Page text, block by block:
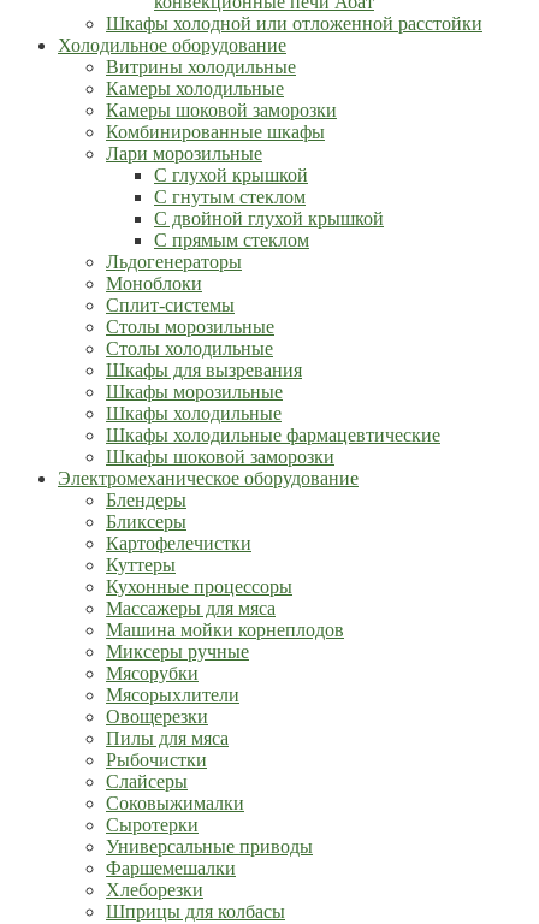
Шкафы холодной или отложенной расстойки
Холодильное оборудование
Витрины холодильные
Камеры холодильные
Камеры шоковой заморозки
Комбинированные шкафы
Лари морозильные
С глухой крышкой
С гнутым стеклом
С двойной глухой крышкой
С прямым стеклом
Льдогенераторы
Моноблоки
Сплит-системы
Столы морозильные
Столы холодильные
Шкафы для вызревания
Шкафы морозильные
Шкафы холодильные
Шкафы холодильные фармацевтические
Шкафы шоковой заморозки
Электромеханическое оборудование
Блендеры
Бликсеры
Картофелечистки
Куттеры
Кухонные процессоры
Массажеры для мяса
Машина мойки корнеплодов
Миксеры ручные
Мясорубки
Мясорыхлители
Овощерезки
Пилы для мяса
Рыбочистки
Слайсеры
Соковыжималки
Сыротерки
Универсальные приводы
Фаршемешалки
Хлеборезки
Шприцы для колбасы